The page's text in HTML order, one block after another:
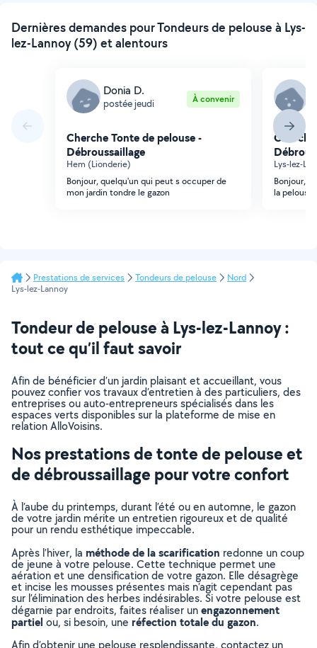
Dernières demandes pour Tondeurs de pelouse à Lys-
lez-Lannoy (59) et alentours
Donia D.
postée jeudi À convenir
Cherche Tonte de pelouse -
Débroussaillage
Hem (Lionderie)
Bonjour, quelqu'un qui peut s occuper de
mon jardin tondre le gazon
Lys-lez-
Bonjour,
la pelouse
Prestations de services Tondeurs de pelouse
Nord
Lys-lez-Lannoy
Tondeur de pelouse à Lys-lez-Lannoy :
tout ce qu’il faut savoir
Afin de bénéficier d’un jardin plaisant et accueillant, vous
pouvez confier vos travaux d’entretien à des particuliers, des
entreprises ou auto-entrepreneurs spécialisés dans les
espaces verts disponibles sur la plateforme de mise en
relation AlloVoisins.
Nos prestations de tonte de pelouse et
de débroussaillage pour votre confort
À l’aube du printemps, durant l’été ou en automne, le gazon
de votre jardin mérite un entretien rigoureux et de qualité
pour un rendu esthétique impeccable.
Après l’hiver, la méthode de la scarification redonne un coup
de jeune à votre pelouse. Cette technique permet une
aération et une densification de votre gazon. Elle désagrège
et incise les mousses présentes mais n’agit cependant pas
sur l’élimination des herbes indésirables. Si votre pelouse est
dégarnie par endroits, faites réaliser unengazonnement
partiel ou, si besoin, une réfection totale du gazon.
Afin d’obtenir une pelouse resplendissante, contactez un